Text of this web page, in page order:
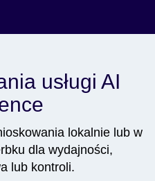
usługi AI
lokalnie lub w
dla wydajności,
lub kontroli.